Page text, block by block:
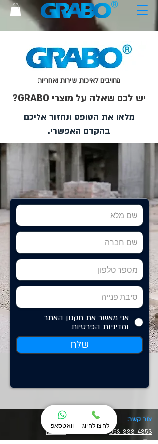
מחויבים לאיכות, שירות ואחריות
יש לכם שאלה על מוצרי GRABO?
מלאו את הטופס ונחזור אליכם
בהקדם האפשרי.
אני מאשר את תקנון האתר
ומדיניות הפרטיות
שלח
מוצרים:
נמו גרבו
צור קשר:
053-333-4353
וואטסאפ לחצו לחיוג